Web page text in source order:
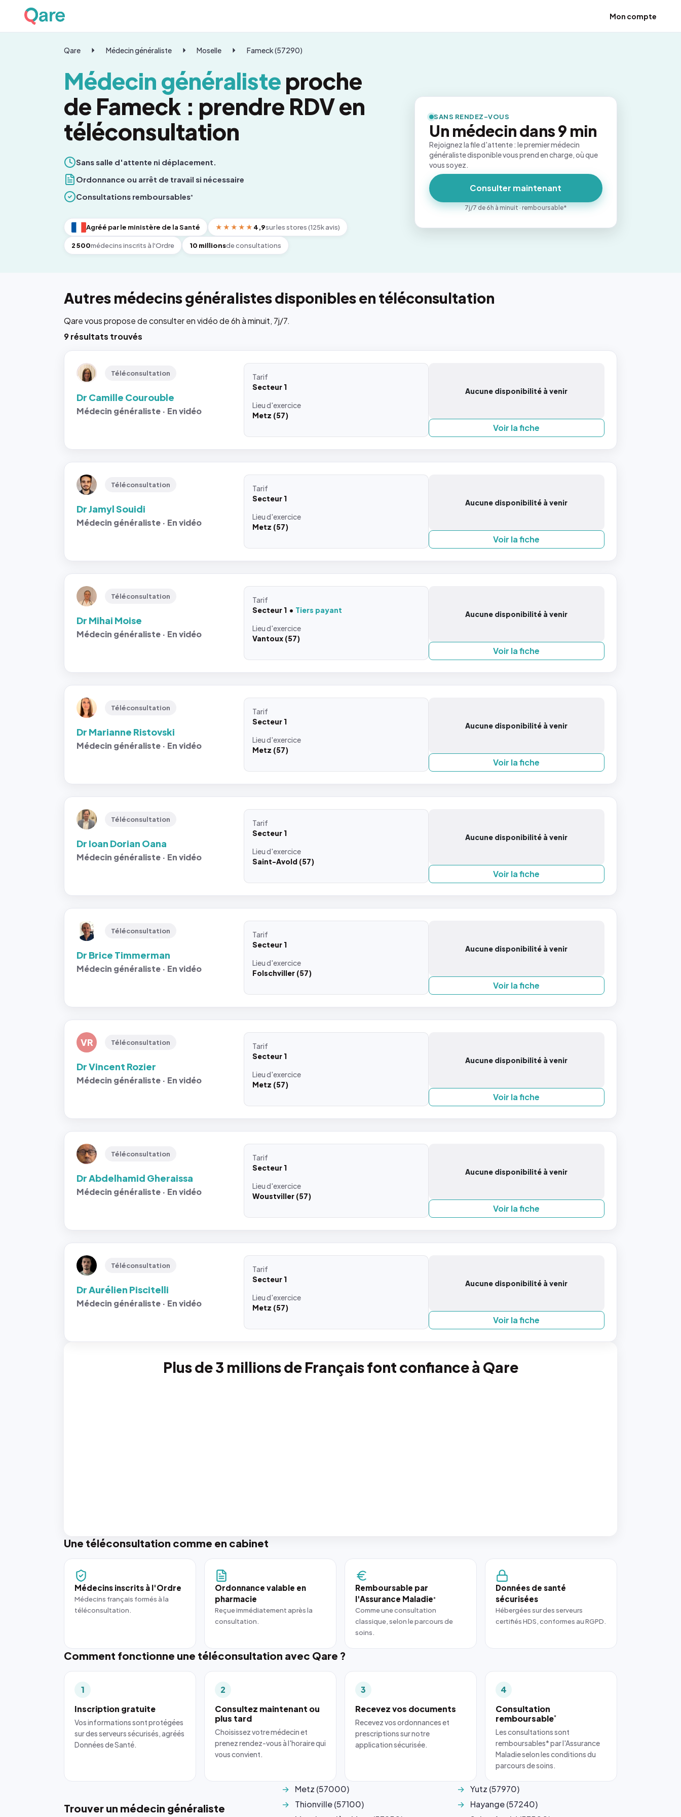
Mon compte
Qare Médecin généraliste Moselle Fameck (57290)
Médecin généralisteproche
de Fameck : prendre RDV en
téléconsultation
Sans salle d'attente ni déplacement.
Ordonnance ou arrêt de travail si nécessaire
Consultations remboursables*
Agréé par le ministère de la Santé ★★★★★ 4,9sur les stores (125k avis)
2 500médecins inscrits à l'Ordre 10 millionsde consultations
SANS RENDEZ-VOUS
Un médecin dans 9 min
Rejoignez la file d'attente : le premier médecin
généraliste disponible vous prend en charge, où que
vous soyez.
Consulter maintenant
7j/7 de 6h à minuit · remboursable*
Autres médecins généralistes disponibles en téléconsultation
Qare vous propose de consulter en vidéo de 6h à minuit, 7j/7.
9 résultats trouvés
Téléconsultation
Dr Camille Courouble
Médecin généraliste · En vidéo
Tarif
Secteur 1
Lieud'exercice
Metz (57)
Aucune disponibilité à venir
Voir la fiche
Téléconsultation
Dr Jamyl Souidi
Médecin généraliste · En vidéo
Tarif
Secteur 1
Lieud'exercice
Metz (57)
Aucune disponibilité à venir
Voir la fiche
Téléconsultation
Dr Mihai Moise
Médecin généraliste · En vidéo
Tarif
Secteur 1
Tiers payant
Lieud'exercice
Vantoux (57)
Aucune disponibilité à venir
Voir la fiche
Téléconsultation
Dr Marianne Ristovski
Médecin généraliste · En vidéo
Tarif
Secteur 1
Lieud'exercice
Metz (57)
Aucune disponibilité à venir
Voir la fiche
Téléconsultation
Dr Ioan Dorian Oana
Médecin généraliste · En vidéo
Tarif
Secteur 1
Lieud'exercice
Saint-Avold (57)
Aucune disponibilité à venir
Voir la fiche
Téléconsultation
Dr Brice Timmerman
Médecin généraliste · En vidéo
Tarif
Secteur 1
Lieud'exercice
Folschviller (57)
Aucune disponibilité à venir
Voir la fiche
VR Téléconsultation
Dr Vincent Rozier
Médecin généraliste · En vidéo
Tarif
Secteur 1
Lieud'exercice
Metz (57)
Aucune disponibilité à venir
Voir la fiche
Téléconsultation
Dr Abdelhamid Gheraissa
Médecin généraliste · En vidéo
Tarif
Secteur 1
Lieud'exercice
Woustviller (57)
Aucune disponibilité à venir
Voir la fiche
Téléconsultation
Dr Aurélien Piscitelli
Médecin généraliste · En vidéo
Tarif
Secteur 1
Lieud'exercice
Metz (57)
Aucune disponibilité à venir
Voir la fiche
Plus de 3 millions de Français font confiance à Qare
Une téléconsultation comme en cabinet
Médecins inscrits à l'Ordre
Médecins français formés à la
téléconsultation.
Ordonnance valable en
pharmacie
Reçue immédiatement après la
consultation.
Remboursable par
l'Assurance Maladie*
Comme une consultation
classique, selon le parcours de
soins.
Données de santé
sécurisées
Hébergées sur des serveurs
certifiés HDS, conformes au RGPD.
Comment fonctionne une téléconsultation avec Qare ?
1
Inscription gratuite
Vos informations sont protégées
sur des serveurs sécurisés, agréés
Données de Santé.
2
Consultez maintenant ou
plus tard
Choisissez votre médecin et
prenez rendez-vous à l'horaire qui
vous convient.
3
Recevez vos documents
Recevez vos ordonnances et
prescriptions sur notre
application sécurisée.
4
Consultation
remboursable*
Les consultations sont
remboursables* par l'Assurance
Maladie selon les conditions du
parcours de soins.
Trouver un médecin généraliste
Metz (57000)
Thionville (57100)
Yutz (57970)
Hayange (57240)